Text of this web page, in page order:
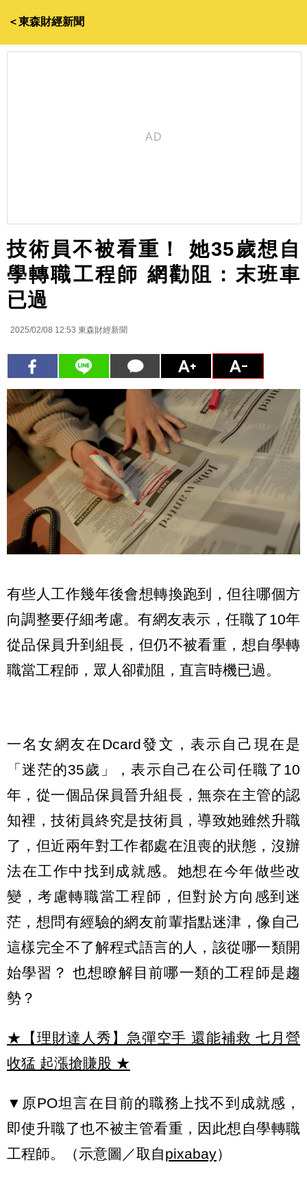
＜東森財經新聞
技術員不被看重！ 她35歲想自
學轉職工程師 網勸阻：末班車
已過
2025/02/08 12:53 東森財經新聞
有些人工作幾年後會想轉換跑到，但往哪個方
向調整要仔細考慮。有網友表示，任職了10年
從品保員升到組長，但仍不被看重，想自學轉
職當工程師，眾人卻勸阻，直言時機已過。
一名女網友在Dcard發文，表示自己現在是
「迷茫的35歲」，表示自己在公司任職了10
年，從一個品保員晉升組長，無奈在主管的認
知裡，技術員終究是技術員，導致她雖然升職
了，但近兩年對工作都處在沮喪的狀態，沒辦
法在工作中找到成就感。她想在今年做些改
變，考慮轉職當工程師，但對於方向感到迷
茫，想問有經驗的網友前輩指點迷津，像自己
這樣完全不了解程式語言的人，該從哪一類開
始學習？ 也想瞭解目前哪一類的工程師是趨
勢？
★【理財達人秀】急彈空手 還能補救 七月營
收猛 起漲搶賺股 ★
▼原PO坦言在目前的職務上找不到成就感，
即使升職了也不被主管看重，因此想自學轉職
工程師。（示意圖／取自pixabay）